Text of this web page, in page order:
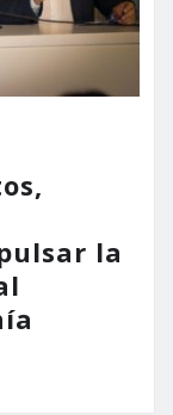
la